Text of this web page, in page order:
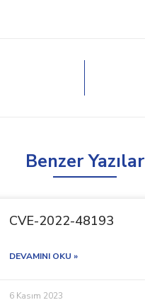
Benzer Yazılar
CVE-2022-48193
DEVAMINI OKU »
6 Kasım 2023